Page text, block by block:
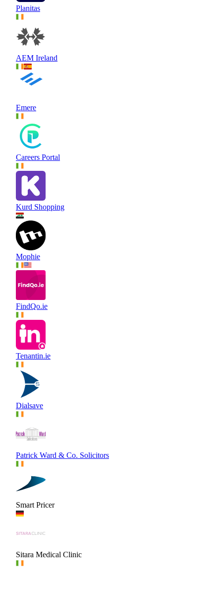
Planitas
AEM Ireland
Emere
Careers Portal
Kurd Shopping
Mophie
FindQo.ie
Tenantin.ie
Dialsave
Patrick Ward & Co. Solicitors
Smart Pricer
Sitara Medical Clinic